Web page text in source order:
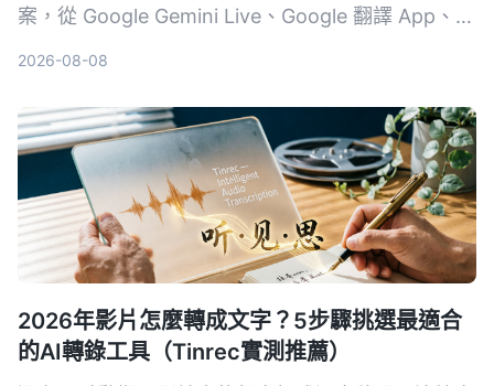
案，從 Google Gemini Live、Google 翻譯 App、第
語言溝通組合。
2026-08-08
2026年影片怎麼轉成文字？5步驟挑選最適合
的AI轉錄工具（Tinrec實測推薦）